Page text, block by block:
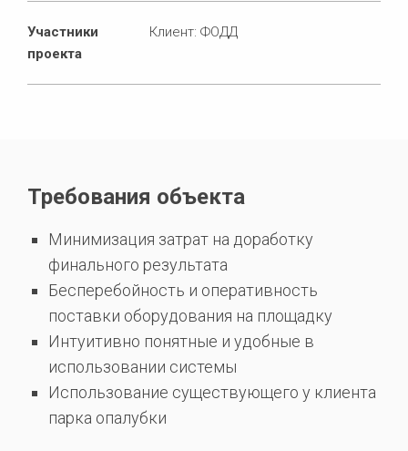
Участники
проекта
Клиент: ФОДД
Требования объекта
Минимизация затрат на доработку
финального результата
Бесперебойность и оперативность
поставки оборудования на площадку
Интуитивно понятные и удобные в
использовании системы
Использование существующего у клиента
парка опалубки